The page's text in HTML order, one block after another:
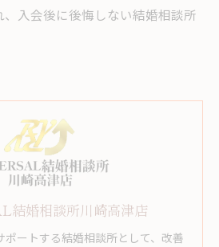
入会後に後悔しない結婚相談所
結婚相談所川崎高津店
ポートする結婚相談所として、改善